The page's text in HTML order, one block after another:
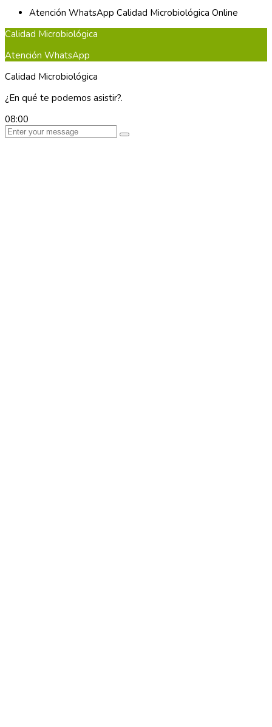
Atención WhatsApp Calidad Microbiológica Online
Calidad Microbiológica
Atención WhatsApp
Calidad Microbiológica
¿En qué te podemos asistir?.
08:00